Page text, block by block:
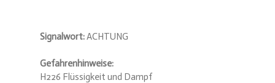
Signalwort:ACHTUNG
Gefahrenhinweise:
H226 Flüssigkeit und Dampf